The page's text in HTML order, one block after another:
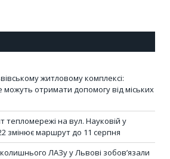
житловому комплексі:
можуть отримати допомогу від міських
на вул. Науковій у
змінює маршрут до 11 серпня
ЛАЗу у Львові зобов’язали